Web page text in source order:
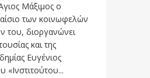
Μάξιμος ο
των κοινωφελών
του, διοργανώνει
και της
Ευγένιος
«Ινστιτούτου...